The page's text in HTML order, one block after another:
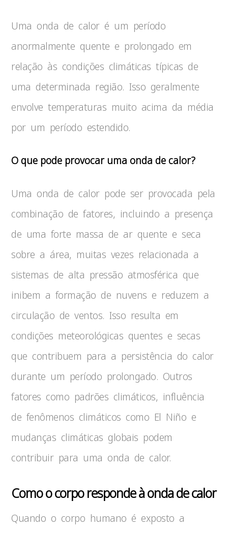
Uma onda de calor é um período
anormalmente quente e prolongado em
relação às condições climáticas típicas de
uma determinada região. Isso geralmente
envolve temperaturas muito acima da média
por um período estendido.
O que pode provocar uma onda de calor?
Uma onda de calor pode ser provocada pela
combinação de fatores, incluindo a presença
de uma forte massa de ar quente e seca
sobre a área, muitas vezes relacionada a
sistemas de alta pressão atmosférica que
inibem a formação de nuvens e reduzem a
circulação de ventos. Isso resulta em
condições meteorológicas quentes e secas
que contribuem para a persistência do calor
durante um período prolongado. Outros
fatores como padrões climáticos, influência
de fenômenos climáticos como El Niño e
mudanças climáticas globais podem
contribuir para uma onda de calor.
Como o corpo responde à onda de calor
Quando o corpo humano é exposto a